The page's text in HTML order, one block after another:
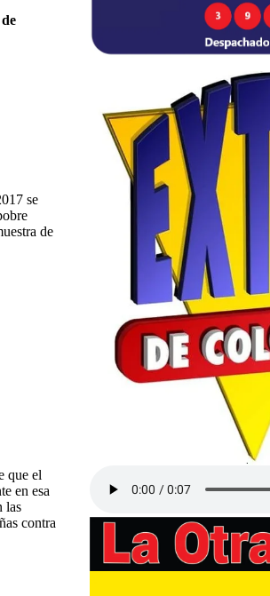
se
de
que el
en esa
las
contra